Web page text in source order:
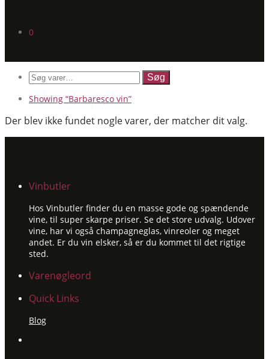
0
Søg
efter:
Showing “Barbaresco vin”
Der blev ikke fundet nogle varer, der matcher dit valg.
Vinbutler
Hos Vinbutler finder du en masse gode og spændende
vine, til super skarpe priser. Se det store udvalg. Udover
vine, har vi også champagneglas, vinreoler og meget
andet. Er du vin elsker, så er du kommet til det rigtige
sted.
Varenøgleord
Quick Links
Blog